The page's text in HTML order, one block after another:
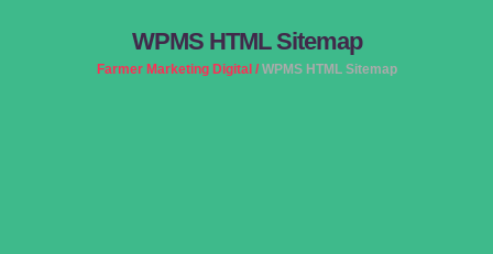
WPMS HTML Sitemap
Farmer Marketing Digital/ WPMS HTML Sitemap